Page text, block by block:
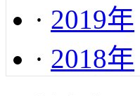
· 2019年
· 2018年